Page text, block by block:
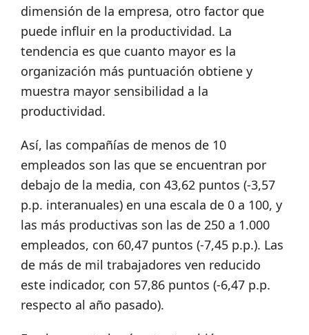
dimensión de la empresa, otro factor que
puede influir en la productividad. La
tendencia es que cuanto mayor es la
organización más puntuación obtiene y
muestra mayor sensibilidad a la
productividad.
Así, las compañías de menos de 10
empleados son las que se encuentran por
debajo de la media, con 43,62 puntos (-3,57
p.p. interanuales) en una escala de 0 a 100, y
las más productivas son las de 250 a 1.000
empleados, con 60,47 puntos (-7,45 p.p.). Las
de más de mil trabajadores ven reducido
este indicador, con 57,86 puntos (-6,47 p.p.
respecto al año pasado).